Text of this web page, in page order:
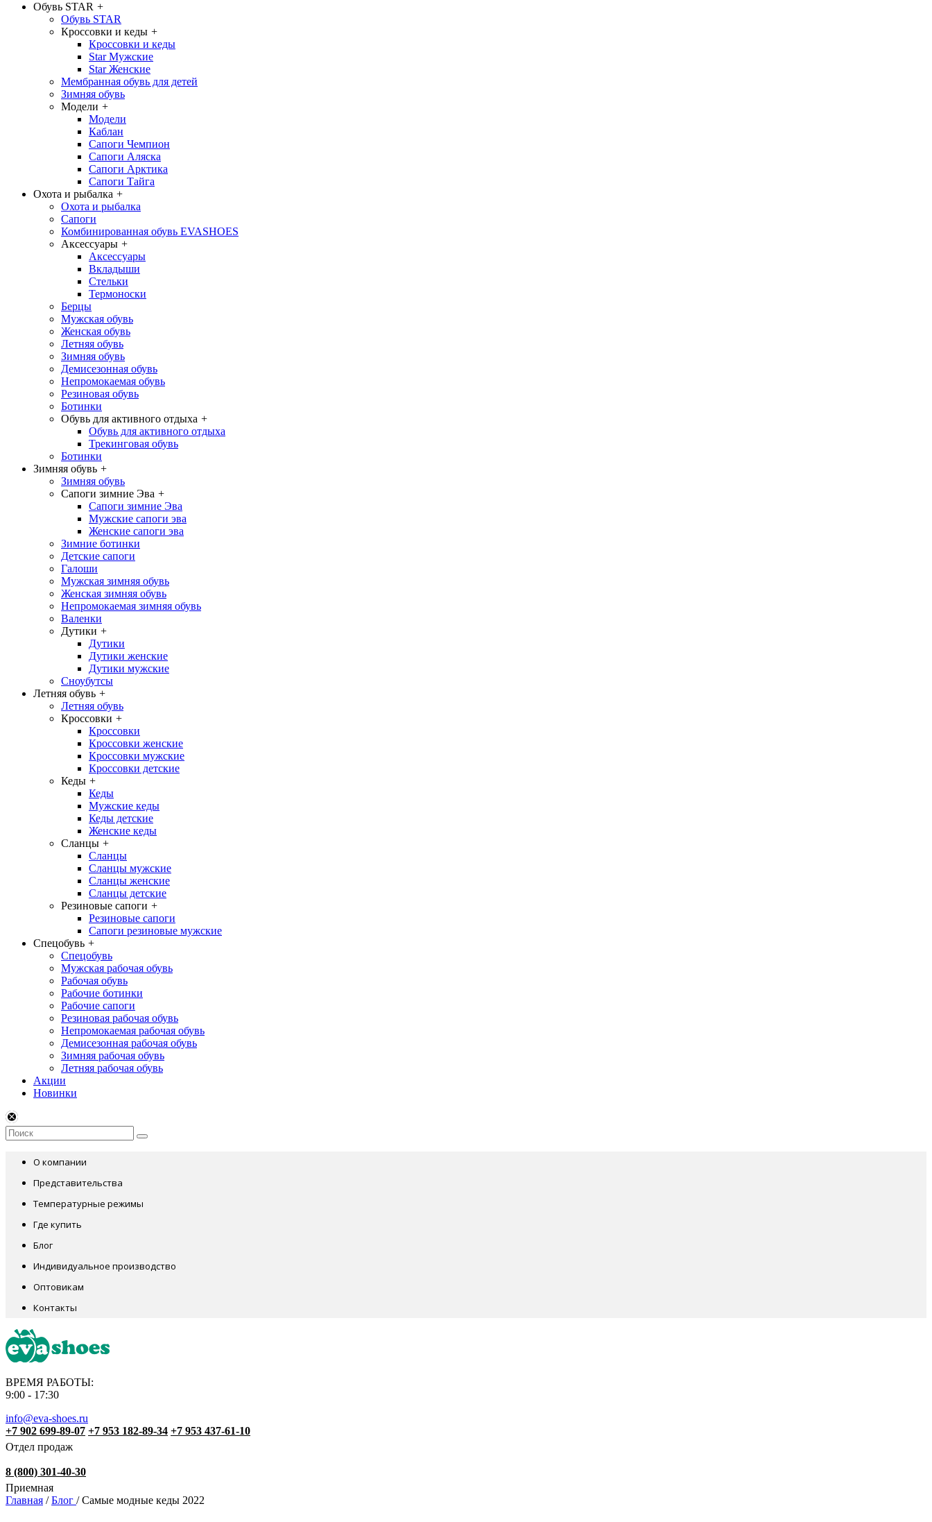
Обувь STAR +
Обувь STAR
Кроссовки и кеды +
Кроссовки и кеды
Star Мужские
Star Женские
Мембранная обувь для детей
Зимняя обувь
Модели +
Модели
Каблан
Сапоги Чемпион
Сапоги Аляска
Сапоги Арктика
Сапоги Тайга
Охота и рыбалка +
Охота и рыбалка
Сапоги
Комбинированная обувь EVASHOES
Аксессуары +
Аксессуары
Вкладыши
Стельки
Термоноски
Берцы
Мужская обувь
Женская обувь
Летняя обувь
Зимняя обувь
Демисезонная обувь
Непромокаемая обувь
Резиновая обувь
Ботинки
Обувь для активного отдыха +
Обувь для активного отдыха
Трекинговая обувь
Ботинки
Зимняя обувь +
Зимняя обувь
Сапоги зимние Эва +
Сапоги зимние Эва
Мужские сапоги эва
Женские сапоги эва
Зимние ботинки
Детские сапоги
Галоши
Мужская зимняя обувь
Женская зимняя обувь
Непромокаемая зимняя обувь
Валенки
Дутики +
Дутики
Дутики женские
Дутики мужские
Сноубутсы
Летняя обувь +
Летняя обувь
Кроссовки +
Кроссовки
Кроссовки женские
Кроссовки мужские
Кроссовки детские
Кеды +
Кеды
Мужские кеды
Кеды детские
Женские кеды
Сланцы +
Сланцы
Сланцы мужские
Сланцы женские
Сланцы детские
Резиновые сапоги +
Резиновые сапоги
Сапоги резиновые мужские
Спецобувь +
Спецобувь
Мужская рабочая обувь
Рабочая обувь
Рабочие ботинки
Рабочие сапоги
Резиновая рабочая обувь
Непромокаемая рабочая обувь
Демисезонная рабочая обувь
Зимняя рабочая обувь
Летняя рабочая обувь
Акции
Новинки
О компании
Представительства
Температурные режимы
Где купить
Блог
Индивидуальное производство
Оптовикам
Контакты
ВРЕМЯ РАБОТЫ:
9:00 - 17:30
info@eva-shoes.ru
+7 902 699-89-07 +7 953 182-89-34 +7 953 437-61-10
Отдел продаж
8 (800) 301-40-30
Приемная
Главная / Блог /Самые модные кеды 2022